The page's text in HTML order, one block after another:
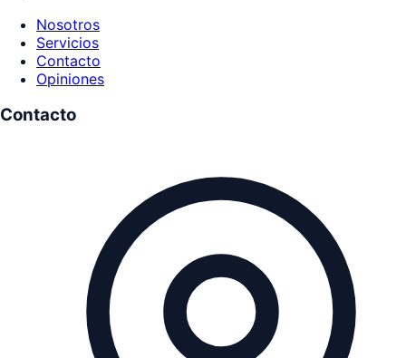
Nosotros
Servicios
Contacto
Opiniones
Contacto